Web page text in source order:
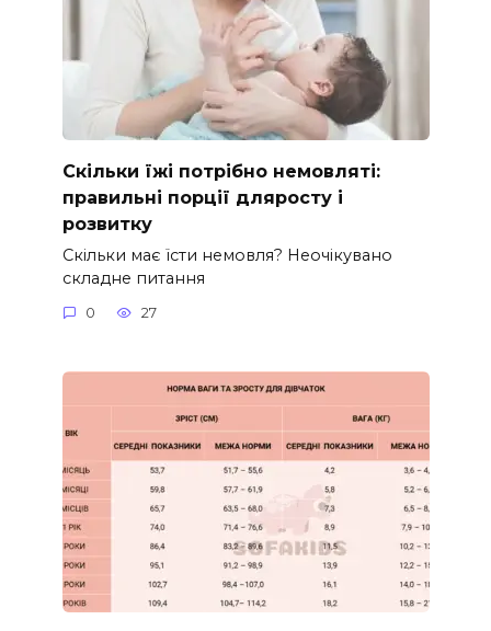
Скільки їжі потрібно немовляті:
правильні порції дляросту і
розвитку
Скільки має їсти немовля? Неочікувано
складне питання
0 27